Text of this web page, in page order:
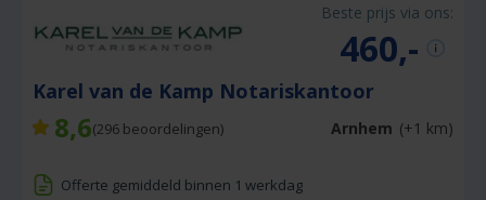
Beste prijs via ons:
460,-
Karel van de Kamp Notariskantoor
8,6(296 beoordelingen) Arnhem (+1 km)
Offerte gemiddeld binnen 1 werkdag